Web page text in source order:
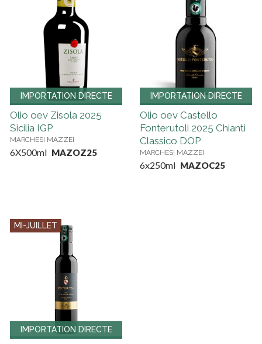
IMPORTATION DIRECTE
Olio oev Zisola 2025
Sicilia IGP
MARCHESI MAZZEI
6X500ml MAZOZ25
IMPORTATION DIRECTE
Olio oev Castello
Fonterutoli 2025 Chianti
Classico DOP
MARCHESI MAZZEI
6x250ml MAZOC25
IMPORTATION DIRECTE
MI-JUILLET